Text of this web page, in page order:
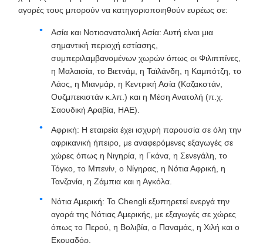
αγορές τους μπορούν να κατηγοριοποιηθούν ευρέως σε:
Ασία και Νοτιοανατολική Ασία: Αυτή είναι μια
σημαντική περιοχή εστίασης,
συμπεριλαμβανομένων χωρών όπως οι Φιλιππίνες,
η Μαλαισία, το Βιετνάμ, η Ταϊλάνδη, η Καμπότζη, το
Λάος, η Μιανμάρ, η Κεντρική Ασία (Καζακστάν,
Ουζμπεκιστάν κ.λπ.) και η Μέση Ανατολή (π.χ.
Σαουδική Αραβία, ΗΑΕ).
Αφρική: Η εταιρεία έχει ισχυρή παρουσία σε όλη την
αφρικανική ήπειρο, με αναφερόμενες εξαγωγές σε
χώρες όπως η Νιγηρία, η Γκάνα, η Σενεγάλη, το
Τόγκο, το Μπενίν, ο Νίγηρας, η Νότια Αφρική, η
Τανζανία, η Ζάμπια και η Αγκόλα.
Νότια Αμερική: Το Chengli εξυπηρετεί ενεργά την
αγορά της Νότιας Αμερικής, με εξαγωγές σε χώρες
όπως το Περού, η Βολιβία, ο Παναμάς, η Χιλή και ο
Εκουαδόρ.